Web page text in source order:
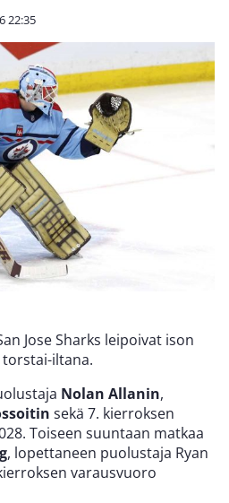
22:35
Jose Sharks leipoivat ison
torstai-iltana.
Nolan Allanin,
sekä 7. kierroksen
Toiseen suuntaan matkaa
, lopettaneen puolustaja Ryan
varausvuoro